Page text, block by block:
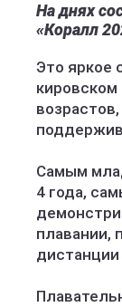
На днях
«Коралл
Это яркое
кировском
Самым
4 года,
плавании,